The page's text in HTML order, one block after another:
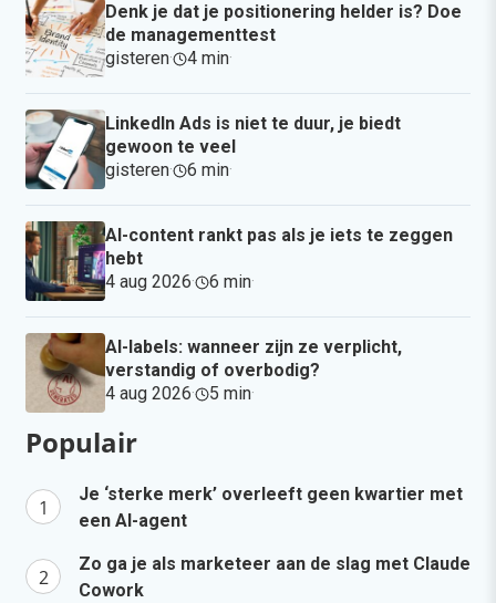
Denk je dat je positionering helder is? Doe
de managementtest
gisteren· 4 min·
LinkedIn Ads is niet te duur, je biedt
gewoon te veel
gisteren· 6 min·
AI-content rankt pas als je iets te zeggen
hebt
4 aug 2026· 6 min·
AI-labels: wanneer zijn ze verplicht,
verstandig of overbodig?
4 aug 2026· 5 min·
Populair
Je ‘sterke merk’ overleeft geen kwartier met
een AI-agent
Zo ga je als marketeer aan de slag met Claude
Cowork